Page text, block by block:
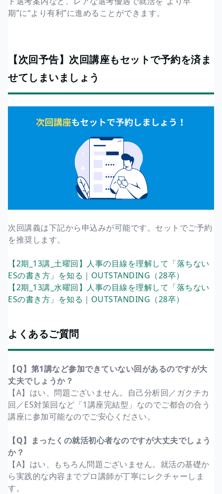
期”に“より有利”に進めることができます。
【次回予告】次回講座もセットで予約を済ま
せてしまいましょう
次回講義は下記から申込みが可能です。セットでご予約
を推奨します。
【2期_13講_土曜回】人事の目線を理解して「落ちない
ESの書き方」を知る｜OUTSTANDING（28卒）
【2期_13講_水曜回】人事の目線を理解して「落ちない
ESの書き方」を知る｜OUTSTANDING（28卒）
よくあるご質問
【Q】第1講など参加できていない回があるのですが大
丈夫でしょうか？
【A】はい、問題ございません。自己分析回／ガクチカ
回／ES対策回など「1講座完結型」なのでご都合の合う
講座に参加可能なのでご安心ください。
【Q】まったくの就活初心者なのですが大丈夫でしょう
か？
【A】はい、もちろん問題ございません。就活の基礎か
ら実践的な内容までプロ講師が丁寧にレクチャーしま
す。